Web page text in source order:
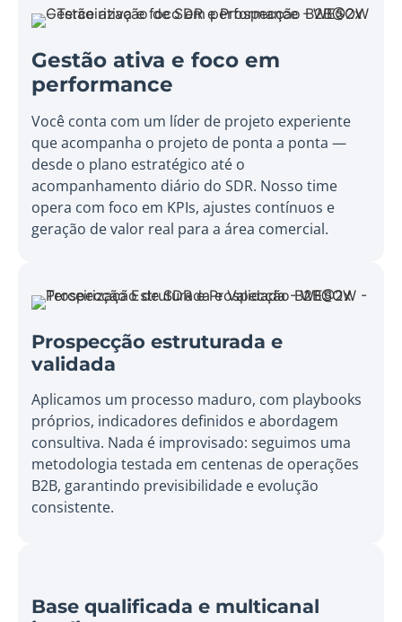
Gestão ativa e foco em
performance
Você conta com um líder de projeto experiente
que acompanha o projeto de ponta a ponta —
desde o plano estratégico até o
acompanhamento diário do SDR. Nosso time
opera com foco em KPIs, ajustes contínuos e
geração de valor real para a área comercial.
Prospecção estruturada e
validada
Aplicamos um processo maduro, com playbooks
próprios, indicadores definidos e abordagem
consultiva. Nada é improvisado: seguimos uma
metodologia testada em centenas de operações
B2B, garantindo previsibilidade e evolução
consistente.
Base qualificada e multicanal